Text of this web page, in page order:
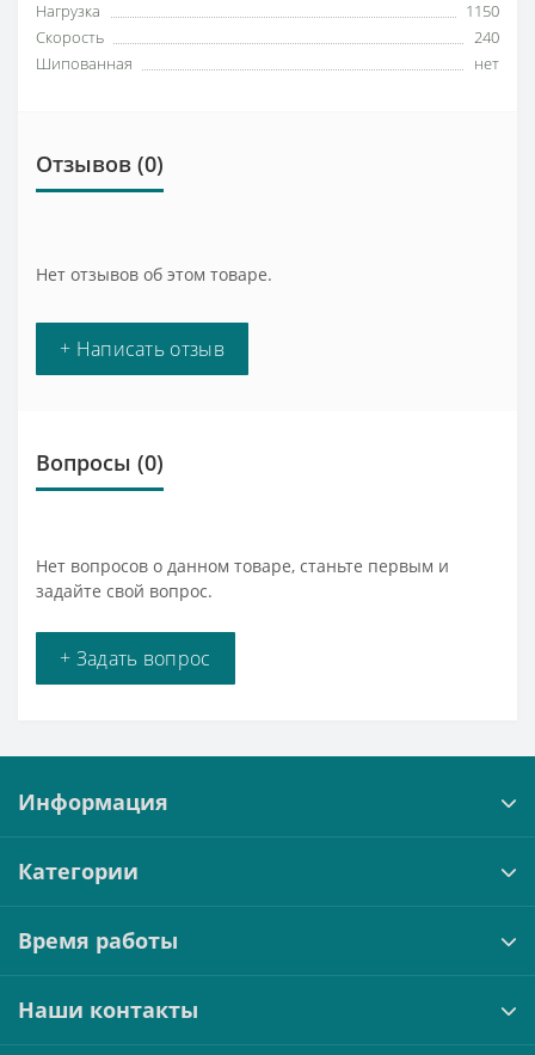
Нагрузка
1150
Скорость
240
Шипованная
нет
Отзывов (0)
Нет отзывов об этом товаре.
+ Написать отзыв
Вопросы (0)
Нет вопросов о данном товаре, станьте первым и
задайте свой вопрос.
+ Задать вопрос
Информация
Категории
Время работы
Наши контакты